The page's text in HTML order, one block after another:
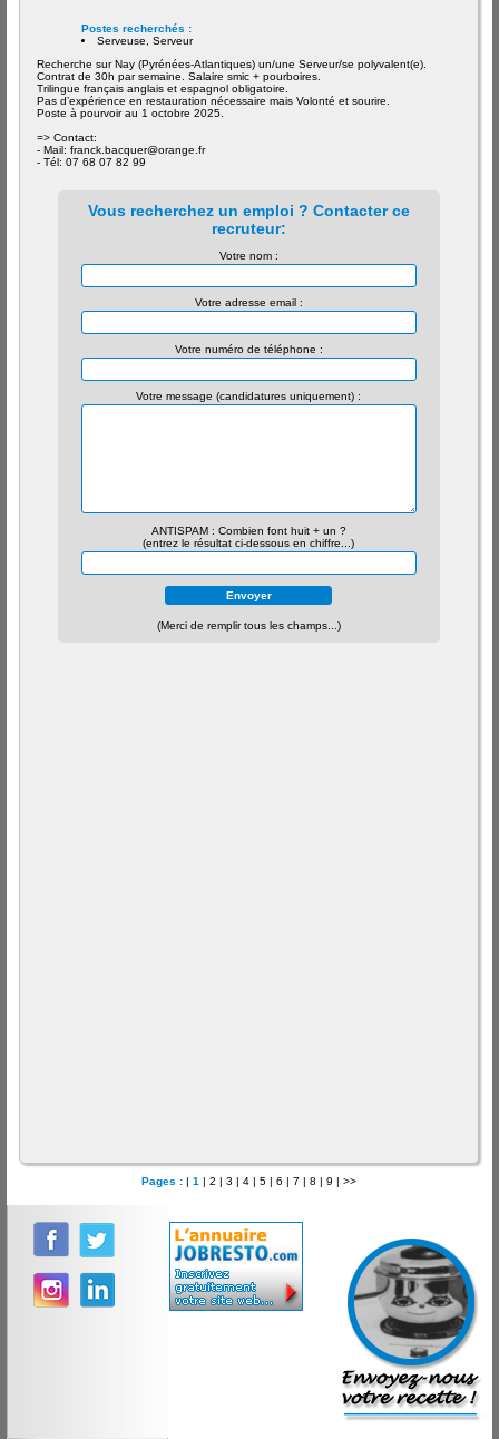
Postes recherchés :
Serveuse, Serveur
Recherche sur Nay (Pyrénées-Atlantiques) un/une Serveur/se polyvalent(e).
Contrat de 30h par semaine. Salaire smic + pourboires.
Trilingue français anglais et espagnol obligatoire.
Pas d’expérience en restauration nécessaire mais Volonté et sourire.
Poste à pourvoir au 1 octobre 2025.
=> Contact:
- Mail: franck.bacquer@orange.fr
- Tél: 07 68 07 82 99
Vous recherchez un emploi ? Contacter ce
recruteur:
Votre nom :
Votre adresse email :
Votre numéro de téléphone :
Votre message (candidatures uniquement) :
ANTISPAM : Combien font huit + un ?
(entrez le résultat ci-dessous en chiffre...)
(Merci de remplir tous les champs...)
Pages : | 1 | 2 | 3 | 4| 5| 6 | 7 | 8 | 9 | >>